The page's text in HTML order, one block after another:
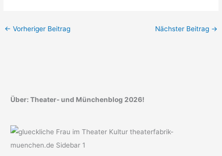
← Vorheriger Beitrag Nächster Beitrag →
Über: Theater- und Münchenblog 2026!